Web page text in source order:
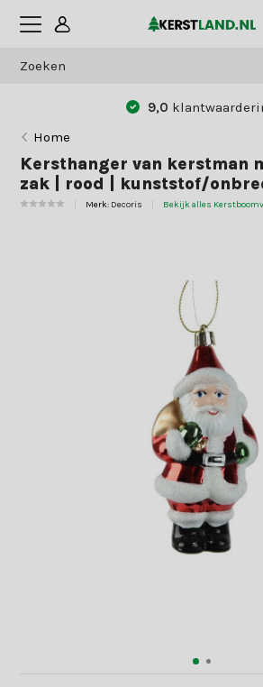
9,0
Home
Kersthanger van kerstman
zak | rood | kunststof/
Merk: Decoris Bekijk alles